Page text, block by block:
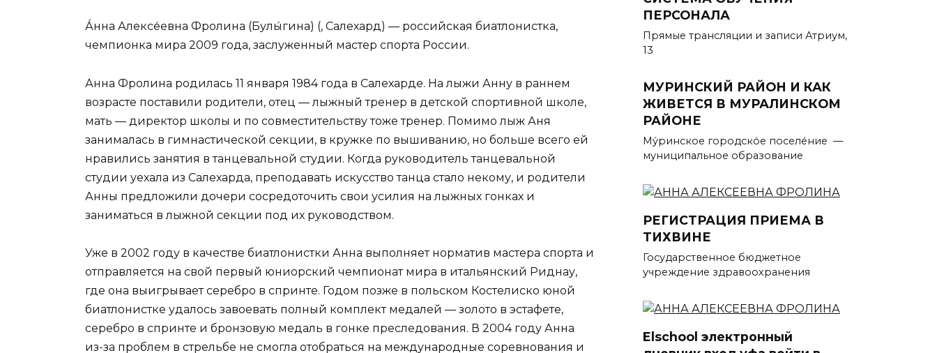
А́нна Алексе́евна Фролина (Булы́гина) (, Салехард) — российская биатлонистка,
чемпионка мира 2009 года, заслуженный мастер спорта России.
Анна Фролина родилась 11 января 1984 года в Салехарде. На лыжи Анну в раннем
возрасте поставили родители, отец — лыжный тренер в детской спортивной школе,
мать — директор школы и по совместительству тоже тренер. Помимо лыж Аня
занималась в гимнастической секции, в кружке по вышиванию, но больше всего ей
нравились занятия в танцевальной студии. Когда руководитель танцевальной
студии уехала из Салехарда, преподавать искусство танца стало некому, и родители
Анны предложили дочери сосредоточить свои усилия на лыжных гонках и
заниматься в лыжной секции под их руководством.
Уже в 2002 году в качестве биатлонистки Анна выполняет норматив мастера спорта и
отправляется на свой первый юниорский чемпионат мира в итальянский Риднау,
где она выигрывает серебро в спринте. Годом позже в польском Костелиско юной
биатлонистке удалось завоевать полный комплект медалей — золото в эстафете,
серебро в спринте и бронзовую медаль в гонке преследования. В 2004 году Анна
из-за проблем в стрельбе не смогла отобраться на международные соревнования и
ПЕРСОНАЛА
Прямые трансляции и записи Атриум,
13
МУРИНСКИЙ РАЙОН И КАК
ЖИВЕТСЯ В МУРАЛИНСКОМ
РАЙОНЕ
Му́ринское городско́е поселе́ние —
муниципальное образование
РЕГИСТРАЦИЯ ПРИЕМА В
ТИХВИНЕ
Государственное бюджетное
учреждение здравоохранения
Elschool электронный